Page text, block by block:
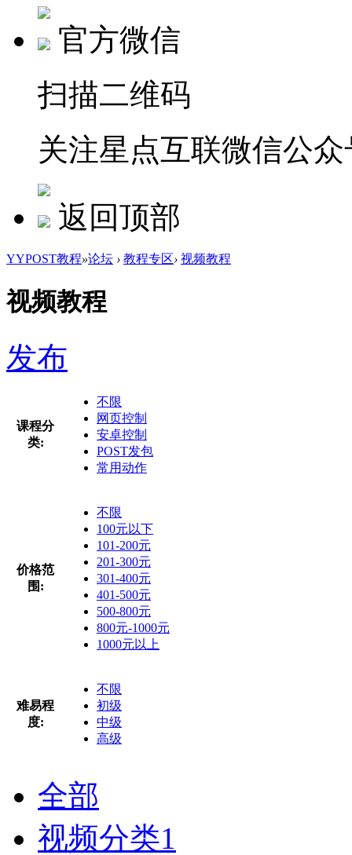
官方微信
扫描二维码
关注星点互联微信公众
返回顶部
YYPOST教程»论坛 › 教程专区› 视频教程
视频教程
发布
课程分
类:
不限
网页控制
安卓控制
POST发包
常用动作
价格范
围:
不限
100元以下
101-200元
201-300元
301-400元
401-500元
500-800元
800元-1000元
1000元以上
难易程
度:
不限
初级
中级
高级
全部
视频分类1